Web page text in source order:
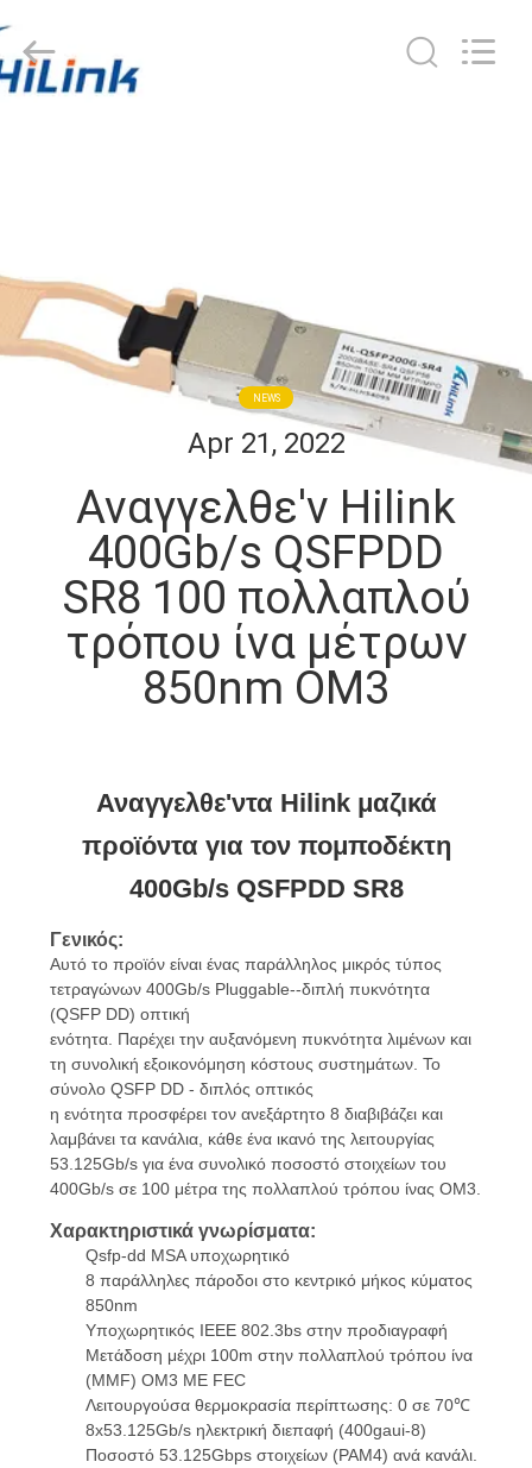
ΣΧΕΤΙΚΆ
ΜΕ
ΕΜΆΣ
ΈΛΕΓΧΟΣ
ΠΟΙΌΤΗΤΑΣ
ΕΠΙΚΟΙΝΩΝΉΣΤΕ
ΕΙΔΉΣΕΙΣ
ΥΠΟΘΈΣΕΙΣ
ΖΗΤΉΣΤΕ
ΜΙΑ
ΠΡΟΣΦΟΡΆ
SITEMAP
ΑΠΟΡΡΉΤΟΥ
HiLink
Technology
Co.,Ltd..
All
Rights
NEWS
Apr 21, 2022
Αναγγελθε'ν Hilink
400Gb/s QSFPDD
SR8 100 πολλαπλού
τρόπου ίνα μέτρων
850nm OM3
Αναγγελθε'ντα Hilink μαζικά
προϊόντα για τον πομποδέκτη
400Gb/s QSFPDD SR8
Γενικός:
Αυτό τοπροϊόνείναιένας παράλληλος μικρός τύπος
τετραγώνων400Gb/sPluggable--διπλή πυκνότητα
(QSFP DD) οπτική
ενότητα. Παρέχειτην αυξανόμενη πυκνότηταλιμένωνκαι
τη συνολική εξοικονόμηση κόστους συστημάτων. Το
σύνολο QSFPDD - διπλός οπτικός
η ενότηταπροσφέρειτον ανεξάρτητο8 διαβιβάζεικαι
λαμβάνειτα κανάλια, κάθε έναικανότης λειτουργίας
53.125Gb/sγιαένασυνολικόποσοστόστοιχείωντου
400Gb/sσε 100μέτρατης πολλαπλού τρόπου ίνας OM3.
Χαρακτηριστικά γνωρίσματα:
Qsfp-dd MSA υποχωρητικό
8 παράλληλες πάροδοιστο κεντρικόμήκος κύματος
850nm
Υποχωρητικός IEEE802.3bsστην προδιαγραφή
Μετάδοση μέχρι100m στην πολλαπλού τρόπου ίνα
(MMF) OM3 ΜΕFEC
Λειτουργούσαθερμοκρασίαπερίπτωσης: 0 σε 70℃
8x53.125Gb/sηλεκτρική διεπαφή (400gaui-8)
Ποσοστό53.125Gbps στοιχείων(PAM4) ανά κανάλι.